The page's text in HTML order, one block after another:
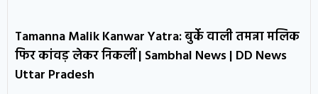
Tamanna Malik Kanwar Yatra: बुर्के वाली तमन्ना मलिक
फिर कांवड़ लेकर निकलीं | Sambhal News | DD News
Uttar Pradesh